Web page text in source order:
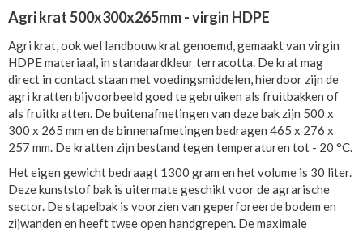
Agri krat 500x300x265mm - virgin HDPE
Agri krat, ook wel landbouw krat genoemd, gemaakt van virgin
HDPE materiaal, in standaardkleur terracotta. De krat mag
direct in contact staan met voedingsmiddelen, hierdoor zijn de
agri kratten bijvoorbeeld goed te gebruiken als fruitbakken of
als fruitkratten. De buitenafmetingen van deze bak zijn 500 x
300 x 265 mm en de binnenafmetingen bedragen 465 x 276 x
257 mm. De kratten zijn bestand tegen temperaturen tot - 20 °C.
Het eigen gewicht bedraagt 1300 gram en het volume is 30 liter.
Deze kunststof bak is uitermate geschikt voor de agrarische
sector. De stapelbak is voorzien van geperforeerde bodem en
zijwanden en heeft twee open handgrepen. De maximale